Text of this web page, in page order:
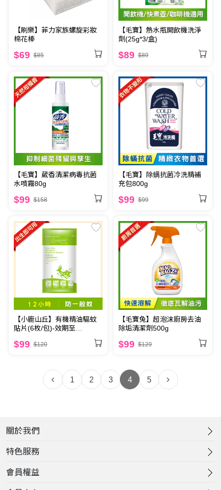
【刷樂】菲力家族螺旋彩妝
棉花棒
$69 $85
【毛寶】熱水瓶開飲機洗淨
劑(25g*3/盒)
$89 $89
【毛寶】葳香清潔病毒抗菌
水噴霧80g
$99 $158
【毛寶】除螨抗菌冷洗精補
充包800g
$99 $99
【小鹿山丘】有機精油驅蚊
貼片(6枚/包)-效期至
$99 $120
【毛寶兔】超泡沫廚房去油
除垢清潔劑500g
$99 $129
1 2 3 4 5
關於我們
特色服務
會員權益